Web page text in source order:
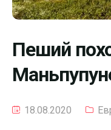
Пеший
18.08.2020